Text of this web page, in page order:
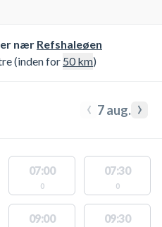
nær Refshaleøen
(inden for 50km)
‹ 7 aug. ›
07:00
0
07:30
0
09:00 09:30